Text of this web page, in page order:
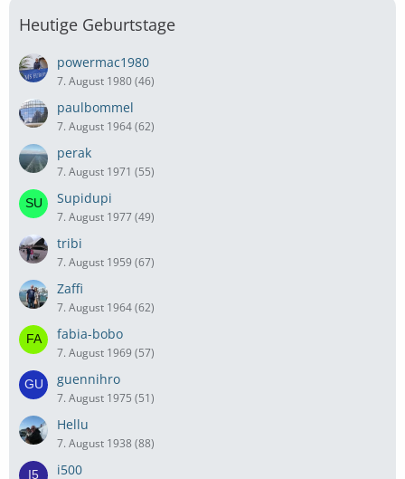
Heutige Geburtstage
powermac1980
7. August 1980 (46)
paulbommel
7. August 1964 (62)
perak
7. August 1971 (55)
Supidupi
7. August 1977 (49)
tribi
7. August 1959 (67)
Zaffi
7. August 1964 (62)
fabia-bobo
7. August 1969 (57)
guennihro
7. August 1975 (51)
Hellu
7. August 1938 (88)
i500